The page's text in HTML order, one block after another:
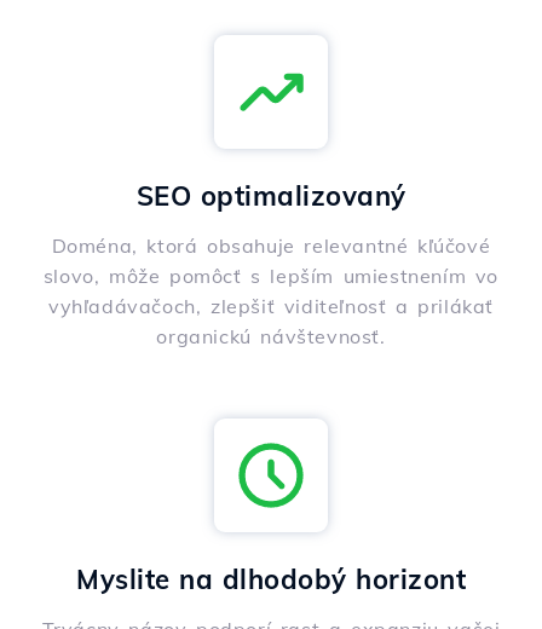
SEO optimalizovaný
Doména, ktorá obsahuje relevantné kľúčové
slovo, môže pomôcť s lepším umiestnením vo
vyhľadávačoch, zlepšiť viditeľnosť a prilákať
organickú návštevnosť.
Myslite na dlhodobý horizont